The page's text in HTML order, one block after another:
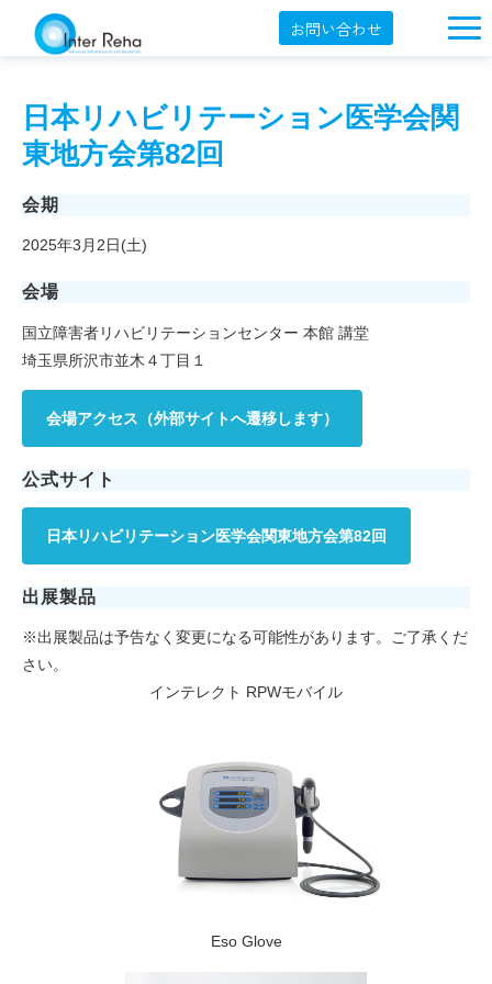
お問い合わせ
製品一覧
展示会・学会
オンラインショップ
English
日本リハビリテーション医学会関
東地方会第82回
会期
2025年3月2日(土)
会場
国立障害者リハビリテーションセンター 本館 講堂
埼玉県所沢市並木４丁目１
会場アクセス（外部サイトへ遷移します）
公式サイト
日本リハビリテーション医学会関東地方会第82回
出展製品
※出展製品は予告なく変更になる可能性があります。ご了承くだ
さい。
インテレクト RPWモバイル
Eso Glove